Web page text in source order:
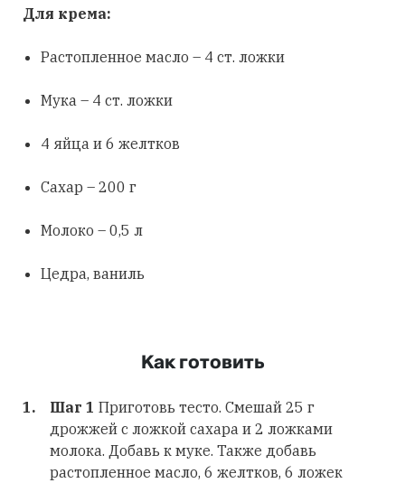
Для крема:
Растопленное масло – 4 ст. ложки
Мука – 4 ст. ложки
4 яйца и 6 желтков
Сахар – 200 г
Молоко – 0,5 л
Цедра, ваниль
Как готовить
Шаг 1 Приготовь тесто. Смешай 25 г
дрожжей с ложкой сахара и 2 ложками
молока. Добавь к муке. Также добавь
растопленное масло, 6 желтков, 6 ложек